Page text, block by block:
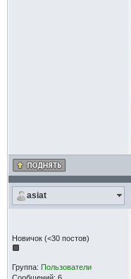
asiat
Новичок (<30 постов)
Группа: Пользователи